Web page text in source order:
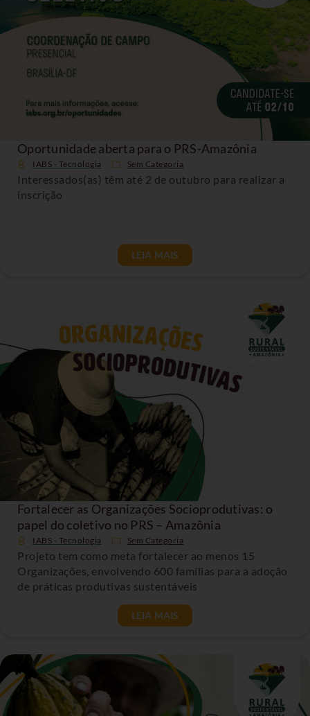
Oportunidade aberta para o PRS-Amazônia
IABS - Tecnologia Sem Categoria
Interessados(as) têm até 2 de outubro para realizar a
inscrição
LEIA MAIS
Fortalecer as Organizações Socioprodutivas: o
papel do coletivo no PRS – Amazônia
IABS - Tecnologia Sem Categoria
Projeto tem como meta fortalecer ao menos 15
Organizações, envolvendo 600 famílias para a adoção
de práticas produtivas sustentáveis
LEIA MAIS